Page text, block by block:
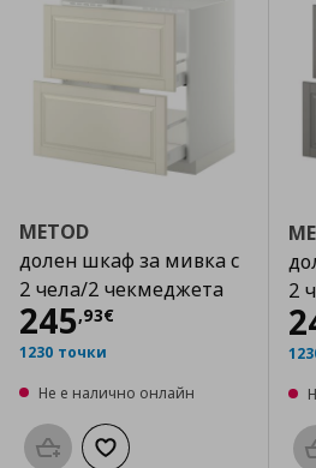
METOD
долен шкаф за мивка с
2 чела/2 чекмеджета
245,93€
Цена
1230 точки
Не е налично онлайн
Προσθήκη στο καλάθι
Добави към списъка с
2